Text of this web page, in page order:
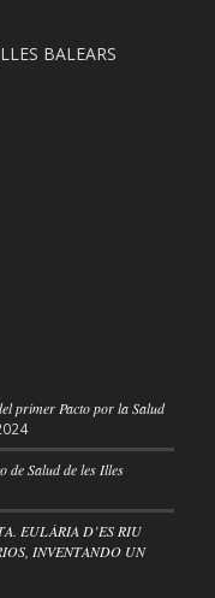
BALEARS
primer Pacto por la Salud
de Salud de les Illes
EULÀRIA D’ES RIU
INVENTANDO UN